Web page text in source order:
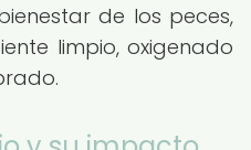
de los peces,
limpio, oxigenado